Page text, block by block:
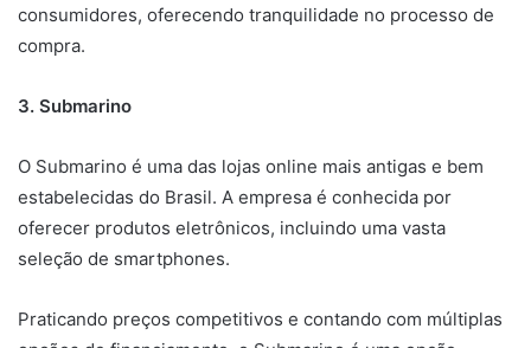
consumidores, oferecendo tranquilidade no processo de
compra.
3. Submarino
O Submarino é uma das lojas online mais antigas e bem
estabelecidas do Brasil. A empresa é conhecida por
oferecer produtos eletrônicos, incluindo uma vasta
seleção de smartphones.
Praticando preços competitivos e contando com múltiplas